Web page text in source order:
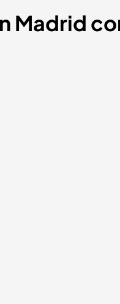
Madrid